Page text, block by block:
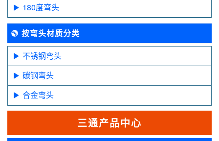
180度弯头
按弯头材质分类
不锈钢弯头
碳钢弯头
合金弯头
三通产品中心